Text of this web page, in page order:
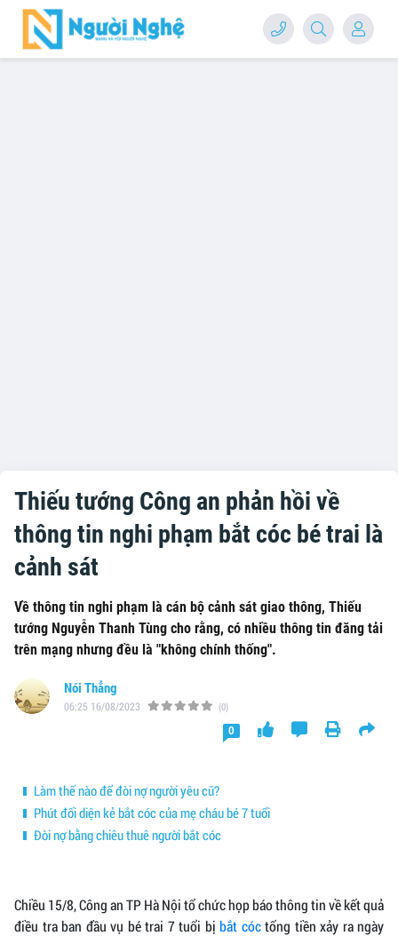
Thiếu tướng Công an phản hồi về
thông tin nghi phạm bắt cóc bé trai là
cảnh sát
Về thông tin nghi phạm là cán bộ cảnh sát giao thông, Thiếu
tướng Nguyễn Thanh Tùng cho rằng, có nhiều thông tin đăng tải
trên mạng nhưng đều là "không chính thống".
Nói Thẳng
06:25 16/08/2023 (0)
0
Làm thế nào để đòi nợ người yêu cũ?
Phút đối diện kẻ bắt cóc của mẹ cháu bé 7 tuổi
Đòi nợ bằng chiêu thuê người bắt cóc
Chiều 15/8, Công an TP Hà Nội tổ chức họp báo thông tin về kết quả
điều tra ban đầu vụ bé trai 7 tuổi bị bắt cóctống tiền xảy ra ngày